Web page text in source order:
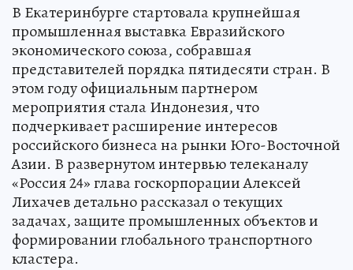
В Екатеринбурге стартовала крупнейшая
промышленная выставка Евразийского
экономического союза, собравшая
представителей порядка пятидесяти стран. В
этом году официальным партнером
мероприятия стала Индонезия, что
подчеркивает расширение интересов
российского бизнеса на рынки Юго-Восточной
Азии. В развернутом интервью телеканалу
«Россия 24» глава госкорпорации Алексей
Лихачев детально рассказал о текущих
задачах, защите промышленных объектов и
формировании глобального транспортного
кластера.